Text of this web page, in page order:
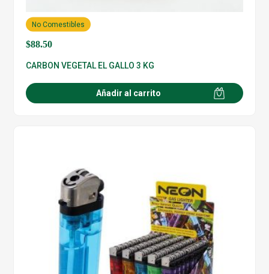
$88.50
No Comestibles
CARBON VEGETAL EL GALLO 3 KG
Añadir al carrito